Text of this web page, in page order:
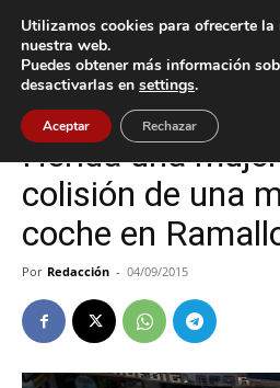
Inicio Nigrán
Nigrán Sucesos
Herida una
colisión de una
coche en
Por Redacción - 04/09/2015
Utilizamos cookies para ofrecerte la
nuestra web.
Puedes obtener más información
desactivarlas en settings.
Aceptar Rechazar